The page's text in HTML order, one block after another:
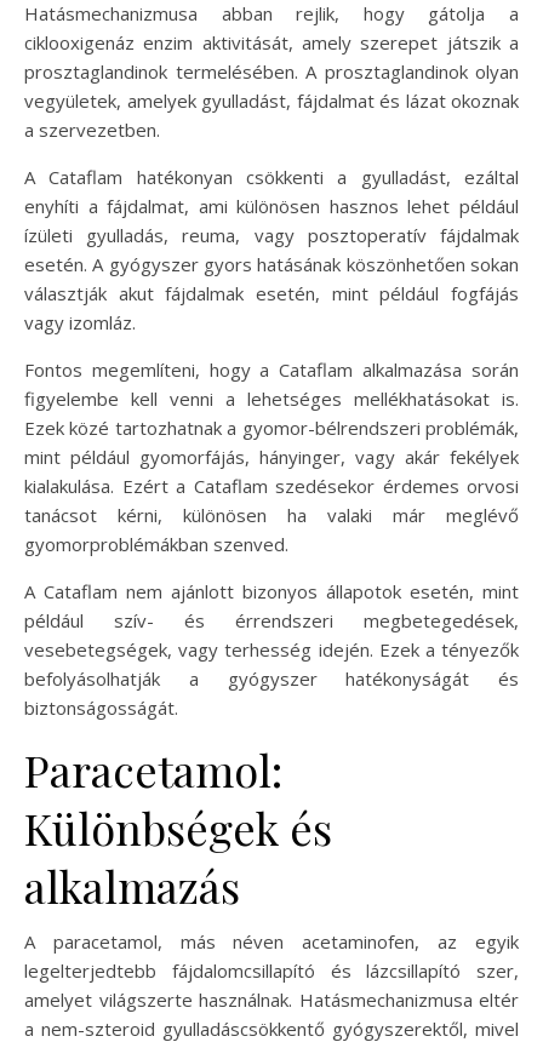
Hatásmechanizmusa abban rejlik, hogy gátolja a
ciklooxigenáz enzim aktivitását, amely szerepet játszik a
prosztaglandinok termelésében. A prosztaglandinok olyan
vegyületek, amelyek gyulladást, fájdalmat és lázat okoznak
a szervezetben.
A Cataflam hatékonyan csökkenti a gyulladást, ezáltal
enyhíti a fájdalmat, ami különösen hasznos lehet például
ízületi gyulladás, reuma, vagy posztoperatív fájdalmak
esetén. A gyógyszer gyors hatásának köszönhetően sokan
választják akut fájdalmak esetén, mint például fogfájás
vagy izomláz.
Fontos megemlíteni, hogy a Cataflam alkalmazása során
figyelembe kell venni a lehetséges mellékhatásokat is.
Ezek közé tartozhatnak a gyomor-bélrendszeri problémák,
mint például gyomorfájás, hányinger, vagy akár fekélyek
kialakulása. Ezért a Cataflam szedésekor érdemes orvosi
tanácsot kérni, különösen ha valaki már meglévő
gyomorproblémákban szenved.
A Cataflam nem ajánlott bizonyos állapotok esetén, mint
például szív- és érrendszeri megbetegedések,
vesebetegségek, vagy terhesség idején. Ezek a tényezők
befolyásolhatják a gyógyszer hatékonyságát és
biztonságosságát.
Paracetamol:
Különbségek és
alkalmazás
A paracetamol, más néven acetaminofen, az egyik
legelterjedtebb fájdalomcsillapító és lázcsillapító szer,
amelyet világszerte használnak. Hatásmechanizmusa eltér
a nem-szteroid gyulladáscsökkentő gyógyszerektől, mivel